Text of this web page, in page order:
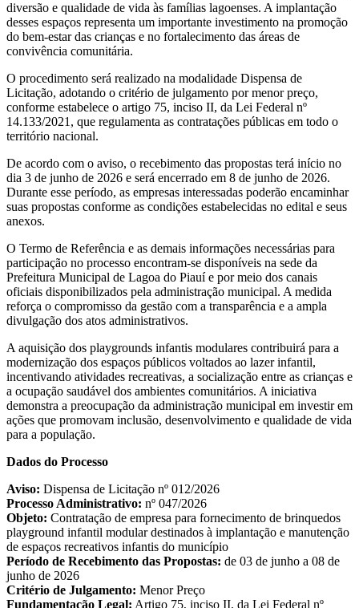
diversão e qualidade de vida às famílias lagoenses. A implantação
desses espaços representa um importante investimento na promoção
do bem-estar das crianças e no fortalecimento das áreas de
convivência comunitária.
O procedimento será realizado na modalidade Dispensa de
Licitação, adotando o critério de julgamento por menor preço,
conforme estabelece o artigo 75, inciso II, da Lei Federal nº
14.133/2021, que regulamenta as contratações públicas em todo o
território nacional.
De acordo com o aviso, o recebimento das propostas terá início no
dia 3 de junho de 2026 e será encerrado em 8 de junho de 2026.
Durante esse período, as empresas interessadas poderão encaminhar
suas propostas conforme as condições estabelecidas no edital e seus
anexos.
O Termo de Referência e as demais informações necessárias para
participação no processo encontram-se disponíveis na sede da
Prefeitura Municipal de Lagoa do Piauí e por meio dos canais
oficiais disponibilizados pela administração municipal. A medida
reforça o compromisso da gestão com a transparência e a ampla
divulgação dos atos administrativos.
A aquisição dos playgrounds infantis modulares contribuirá para a
modernização dos espaços públicos voltados ao lazer infantil,
incentivando atividades recreativas, a socialização entre as crianças e
a ocupação saudável dos ambientes comunitários. A iniciativa
demonstra a preocupação da administração municipal em investir em
ações que promovam inclusão, desenvolvimento e qualidade de vida
para a população.
Dados do Processo
Aviso: Dispensa de Licitação nº 012/2026
Processo Administrativo: nº 047/2026
Objeto: Contratação de empresa para fornecimento de brinquedos
playground infantil modular destinados à implantação e manutenção
de espaços recreativos infantis do município
Período de Recebimento das Propostas: de 03 de junho a 08 de
junho de 2026
Critério de Julgamento: Menor Preço
Fundamentação Legal: Artigo 75, inciso II, da Lei Federal nº